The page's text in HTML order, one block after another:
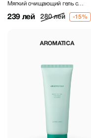
Gel Cleanser 100 ml
Мягкий очищающий гель с
239 лей 280 лей
AROMATICA